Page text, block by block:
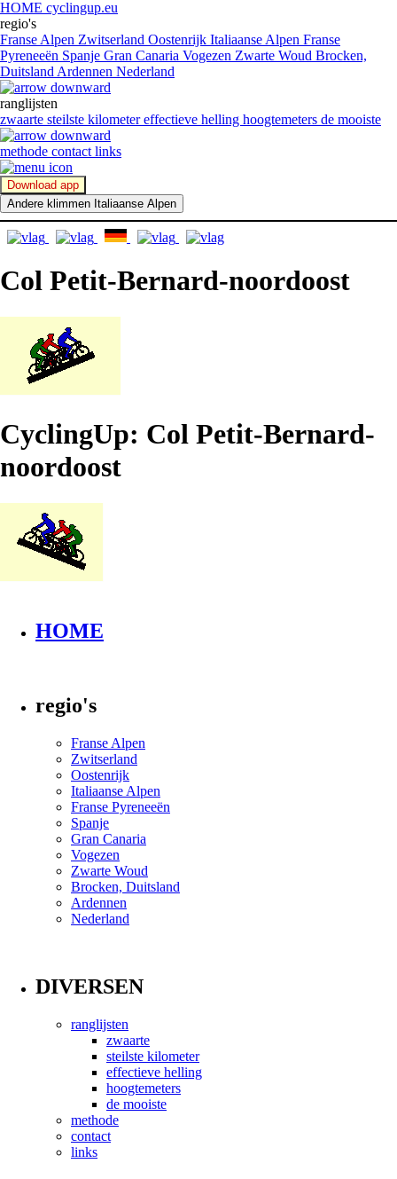
HOME cyclingup.eu
regio's
Franse Alpen Zwitserland Oostenrijk Italiaanse Alpen Franse
Pyreneeën Spanje Gran Canaria Vogezen Zwarte Woud Brocken,
Duitsland Ardennen Nederland
ranglijsten
zwaarte steilste kilometereffectieve helling hoogtemeters de mooiste
methode contact links
Download app
Andere klimmen Italiaanse Alpen
Col Petit-Bernard-noordoost
CyclingUp: Col Petit-Bernard-
noordoost
HOME
regio's
Franse Alpen
Zwitserland
Oostenrijk
Italiaanse Alpen
Franse Pyreneeën
Spanje
Gran Canaria
Vogezen
Zwarte Woud
Brocken, Duitsland
Ardennen
Nederland
DIVERSEN
ranglijsten
zwaarte
steilste kilometer
effectieve helling
hoogtemeters
de mooiste
methode
contact
links